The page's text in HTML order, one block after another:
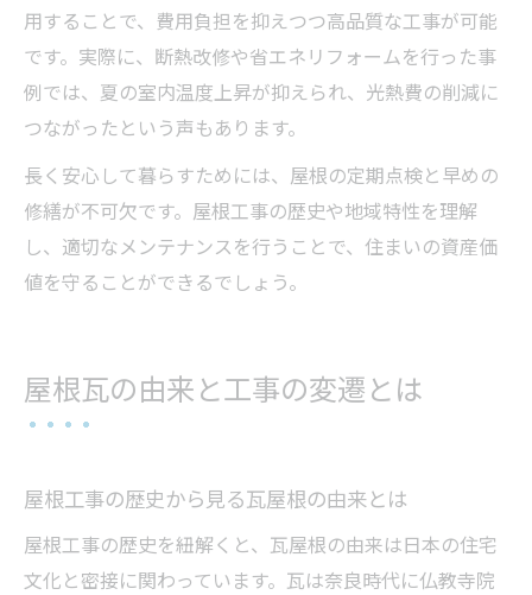
用することで、費用負担を抑えつつ高品質な工事が可能
です。実際に、断熱改修や省エネリフォームを行った事
例では、夏の室内温度上昇が抑えられ、光熱費の削減に
つながったという声もあります。
長く安心して暮らすためには、屋根の定期点検と早めの
修繕が不可欠です。屋根工事の歴史や地域特性を理解
し、適切なメンテナンスを行うことで、住まいの資産価
値を守ることができるでしょう。
屋根瓦の由来と工事の変遷とは
屋根工事の歴史から見る瓦屋根の由来とは
屋根工事の歴史を紐解くと、瓦屋根の由来は日本の住宅
文化と密接に関わっています。瓦は奈良時代に仏教寺院